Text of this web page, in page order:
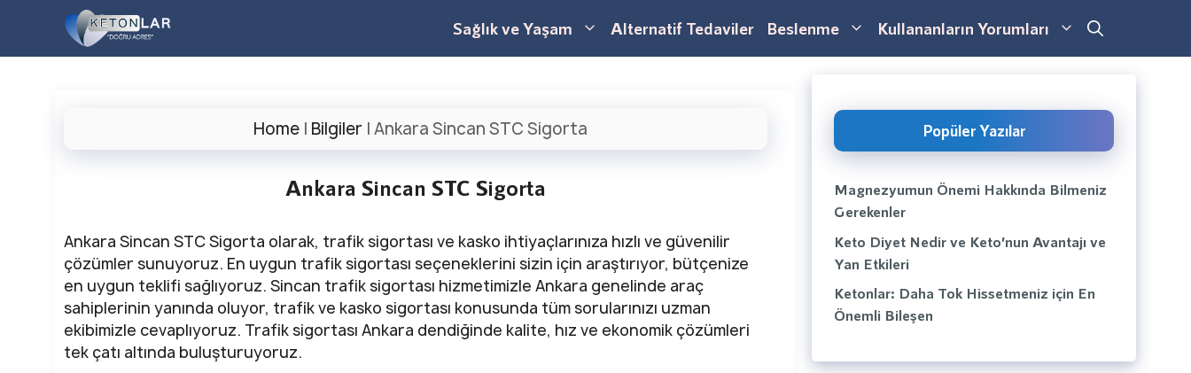
Sağlık ve Yaşam Alternatif Tedaviler Beslenme Kullananların Yorumları
Home| Bilgiler | Ankara Sincan STC Sigorta
Ankara Sincan STC Sigorta
Ankara Sincan STC Sigorta olarak, trafik sigortası ve kasko ihtiyaçlarınıza hızlı ve güvenilir
çözümler sunuyoruz. En uygun trafik sigortası seçeneklerini sizin için araştırıyor, bütçenize
en uygun teklifi sağlıyoruz. Sincan trafik sigortası hizmetimizle Ankara genelinde araç
sahiplerinin yanında oluyor, trafik ve kasko sigortası konusunda tüm sorularınızı uzman
ekibimizle cevaplıyoruz. Trafik sigortası Ankara dendiğinde kalite, hız ve ekonomik çözümleri
tek çatı altında buluşturuyoruz.
Popüler Yazılar
Magnezyumun Önemi Hakkında Bilmeniz
Gerekenler
Keto Diyet Nedir ve Keto’nun Avantajı ve
Yan Etkileri
Ketonlar: Daha Tok Hissetmeniz için En
Önemli Bileşen